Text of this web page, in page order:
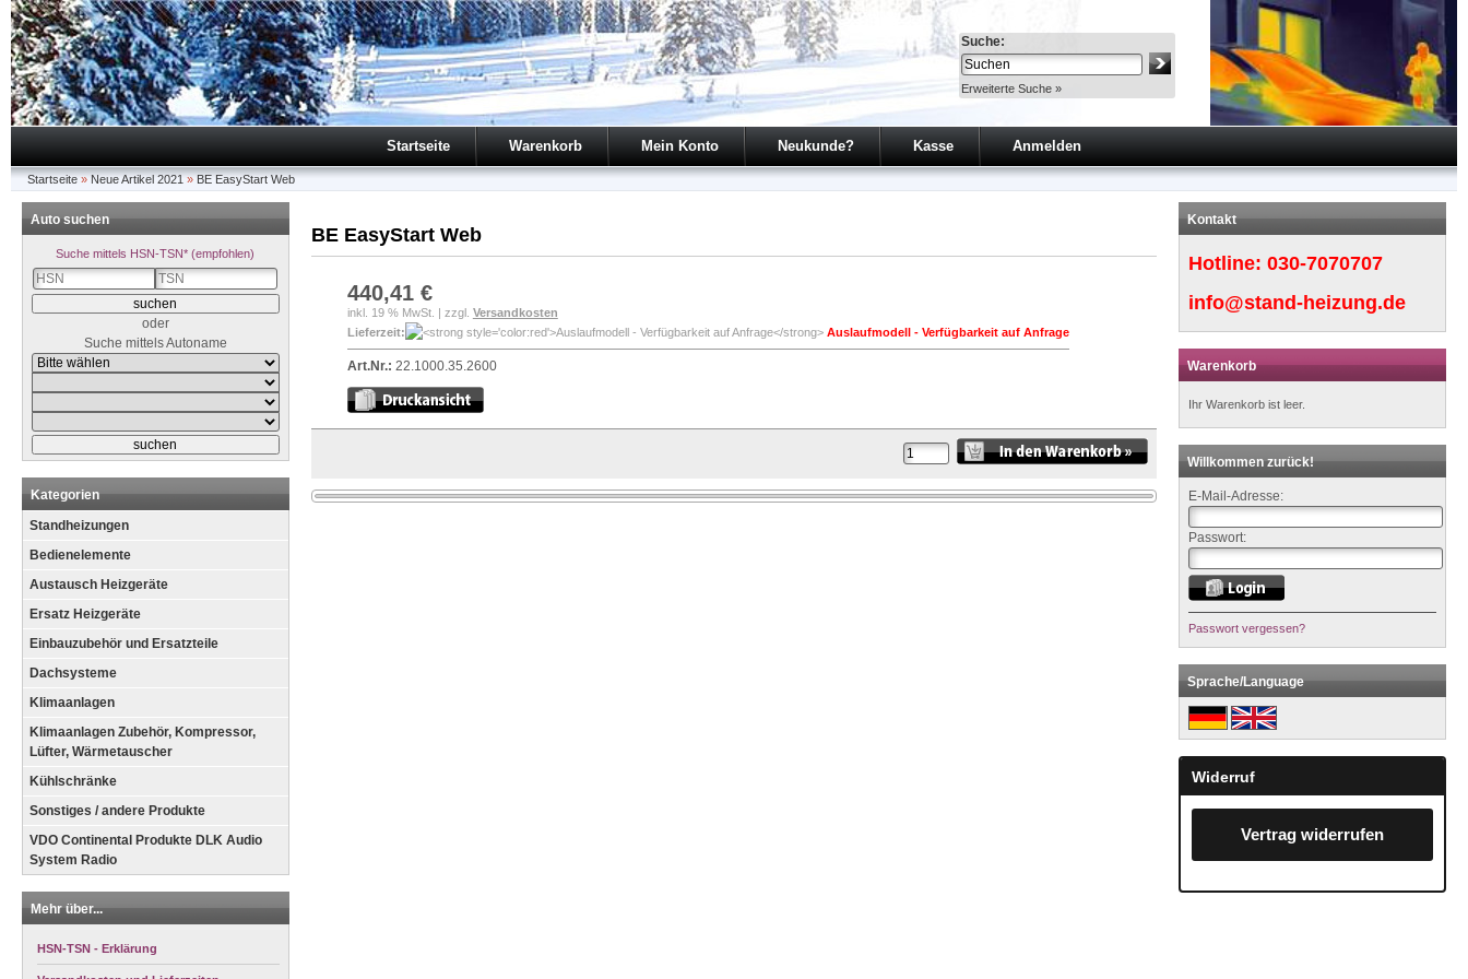
Suche:
Erweiterte Suche »
Startseite Warenkorb Mein Konto Neukunde? Kasse Anmelden
Startseite » Neue Artikel 2021 » BE EasyStart Web
BE EasyStart Web
440,41 €
inkl. 19 % MwSt. | zzgl. Versandkosten
Lieferzeit:
Auslaufmodell - Verfügbarkeit auf Anfrage
Art.Nr.: 22.1000.35.2600
Auto suchen
Suche mittels HSN-TSN* (empfohlen)
oder
Suche mittels Autoname
Kategorien
Standheizungen
Bedienelemente
Austausch Heizgeräte
Ersatz Heizgeräte
Einbauzubehör und Ersatzteile
Dachsysteme
Klimaanlagen
Klimaanlagen Zubehör, Kompressor,
Lüfter, Wärmetauscher
Kühlschränke
Sonstiges / andere Produkte
VDO Continental Produkte DLK Audio
System Radio
Mehr über...
HSN-TSN - Erklärung
Kontakt
Hotline:030-7070707
info@stand-heizung.de
Warenkorb
Ihr Warenkorb ist leer.
Willkommen zurück!
E-Mail-Adresse:
Passwort:
Passwort vergessen?
Sprache/Language
Widerruf
Vertrag widerrufen